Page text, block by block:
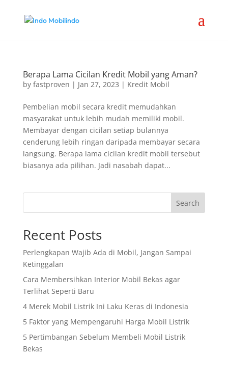
Berapa Lama Cicilan Kredit Mobil yang Aman?
by fastproven | Jan 27, 2023 | Kredit Mobil
Pembelian mobil secara kredit memudahkan
masyarakat untuk lebih mudah memiliki mobil.
Membayar dengan cicilan setiap bulannya
cenderung lebih ringan daripada membayar secara
langsung. Berapa lama cicilan kredit mobil tersebut
biasanya ada pilihan. Jadi nasabah dapat...
Search
Recent Posts
Perlengkapan Wajib Ada di Mobil, Jangan Sampai
Ketinggalan
Cara Membersihkan Interior Mobil Bekas agar
Terlihat Seperti Baru
4 Merek Mobil Listrik Ini Laku Keras di Indonesia
5 Faktor yang Mempengaruhi Harga Mobil Listrik
5 Pertimbangan Sebelum Membeli Mobil Listrik
Bekas